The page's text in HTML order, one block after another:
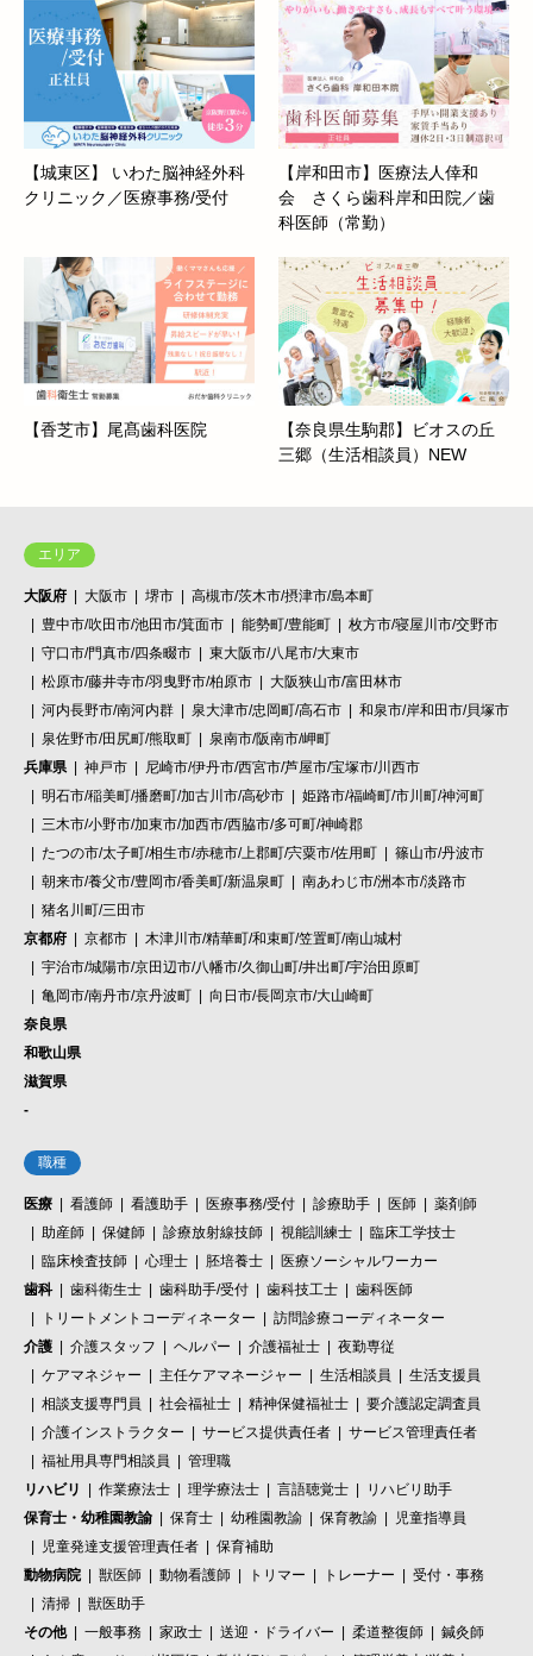
【城東区】 いわた脳神経外科
クリニック／医療事務/受付
【岸和田市】医療法人倖和
会 さくら歯科岸和田院／歯
科医師（常勤）
【香芝市】尾髙歯科医院
【奈良県生駒郡】ビオスの丘
三郷（生活相談員）NEW
エリア
大阪府 大阪市 堺市
高槻市/茨木市/摂津市/島本町
豊中市/吹田市/池田市/箕面市
能勢町/豊能町
枚方市/寝屋川市/交野市
守口市/門真市/四条畷市
東大阪市/八尾市/大東市
松原市/藤井寺市/羽曳野市/柏原市
大阪狭山市/富田林市
河内長野市/南河内群
泉大津市/忠岡町/高石市
和泉市/岸和田市/貝塚市
泉佐野市/田尻町/熊取町
泉南市/阪南市/岬町
兵庫県
神戸市
尼崎市/伊丹市/西宮市/芦屋市/宝塚市/川西市
明石市/稲美町/播磨町/加古川市/高砂市
姫路市/福崎町/市川町/神河町
三木市/小野市/加東市/加西市/西脇市/多可町/神崎郡
たつの市/太子町/相生市/赤穂市/上郡町/宍粟市/佐用町
篠山市/丹波市
朝来市/養父市/豊岡市/香美町/新温泉町
南あわじ市/洲本市/淡路市
猪名川町/三田市
京都府
京都市
木津川市/精華町/和束町/笠置町/南山城村
宇治市/城陽市/京田辺市/八幡市/久御山町/井出町/宇治田原町
亀岡市/南丹市/京丹波町
向日市/長岡京市/大山崎町
奈良県
和歌山県
滋賀県
-
職種
医療 看護師 看護助手 医療事務/受付 診療助手 医師
薬剤師
助産師
保健師 診療放射線技師 視能訓練士
臨床工学技士
臨床検査技師
心理士 胚培養士
医療ソーシャルワーカー
歯科
歯科衛生士 歯科助手/受付 歯科技工士
歯科医師
トリートメントコーディネーター
訪問診療コーディネーター
介護
介護スタッフ ヘルパー 介護福祉士
夜勤専従
ケアマネジャー
主任ケアマネージャー 生活相談員
生活支援員
相談支援専門員
社会福祉士 精神保健福祉士
要介護認定調査員
介護インストラクター
サービス提供責任者
サービス管理責任者
福祉用具専門相談員
管理職
リハビリ
作業療法士 理学療法士 言語聴覚士
リハビリ助手
保育士・幼稚園教諭
保育士 幼稚園教諭 保育教諭
児童指導員
児童発達支援管理責任者
保育補助
動物病院
獣医師 動物看護師 トリマー トレーナー
受付・事務
清掃
獣医助手
その他
一般事務 家政士 送迎・ドライバー 柔道整復師
鍼灸師